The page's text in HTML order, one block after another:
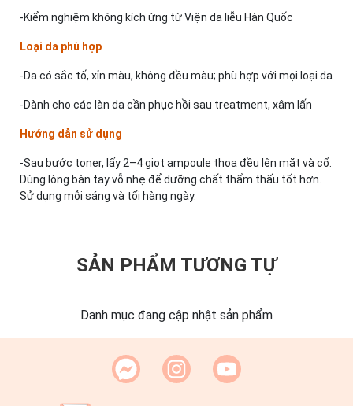
-Kiểm nghiệm không kích ứng từ Viện da liễu Hàn Quốc
Loại da phù hợp
-Da có sắc tố, xỉn màu, không đều màu; phù hợp với mọi loại da
-Dành cho các làn da cần phục hồi sau treatment, xâm lấn
Hướng dẫn sử dụng
-Sau bước toner, lấy 2–4 giọt ampoule thoa đều lên mặt và cổ.
Dùng lòng bàn tay vỗ nhẹ để dưỡng chất thẩm thấu tốt hơn.
Sử dụng mỗi sáng và tối hàng ngày.
SẢN PHẨM TƯƠNG TỰ
Danh mục đang cập nhật sản phẩm